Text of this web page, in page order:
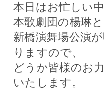
本日はお忙しい
本歌劇団の楊琳と
新橋演舞場公演
りますので、
どうか皆様のお
いたします。